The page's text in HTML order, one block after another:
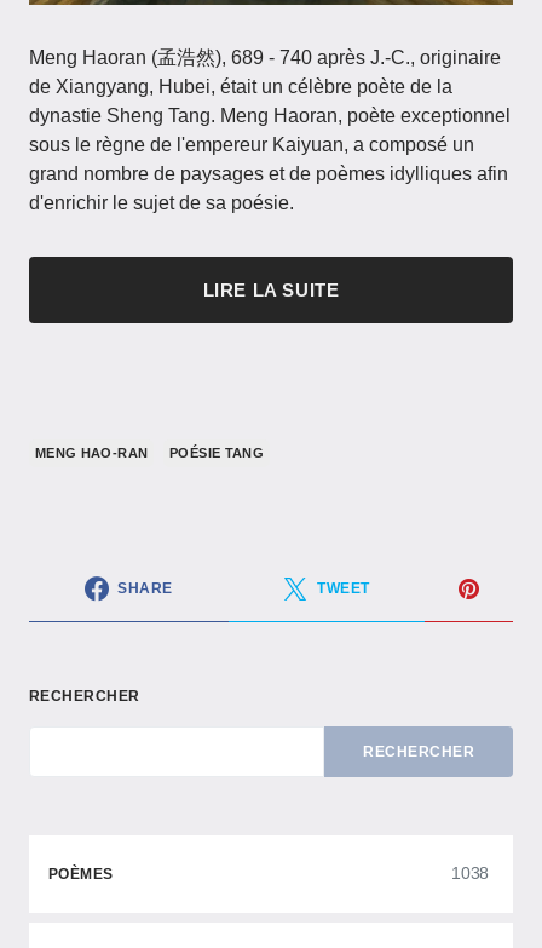
Meng Haoran (孟浩然), 689 - 740 après J.-C., originaire
de Xiangyang, Hubei, était un célèbre poète de la
dynastie Sheng Tang. Meng Haoran, poète exceptionnel
sous le règne de l'empereur Kaiyuan, a composé un
grand nombre de paysages et de poèmes idylliques afin
d'enrichir le sujet de sa poésie.
LIRE LA SUITE
MENG HAO-RAN POÉSIE TANG
SHARE TWEET
RECHERCHER
RECHERCHER
POÈMES 1038